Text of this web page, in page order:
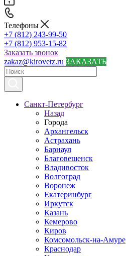
Телефоны
+7 (812) 243-99-50
+7 (812) 953-15-82
Заказать звонок
zakaz@kirovetz.ru ЗАКАЗАТЬ
Санкт-Петербург
Назад
Города
Архангельск
Астрахань
Барнаул
Благовещенск
Владивосток
Волгоград
Воронеж
Екатеринбург
Иркутск
Казань
Кемерово
Киров
Комсомольск-на-Амуре
Краснодар